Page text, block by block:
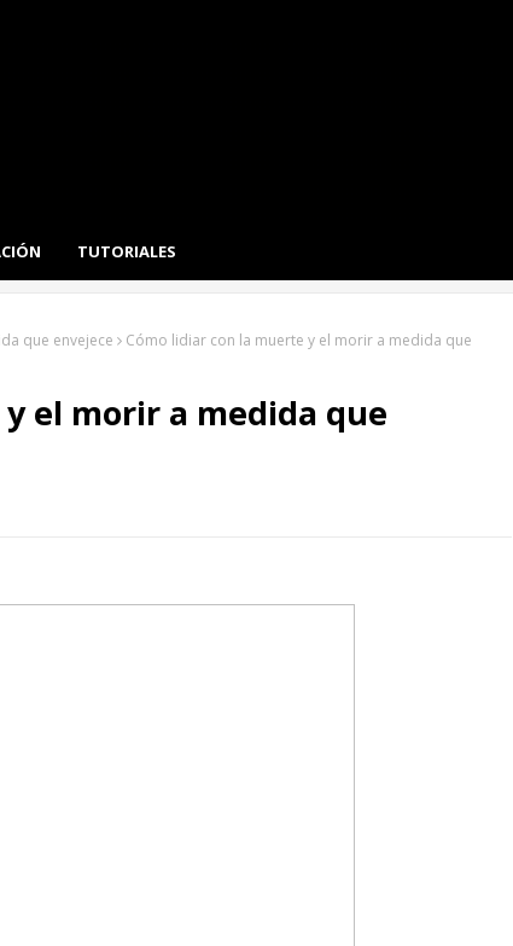
TUTORIALES
que envejece
Cómo lidiar con la muerte y el morir a medida que
el morir a medida que